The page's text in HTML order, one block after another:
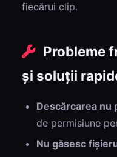
fiecărui clip.
Probleme
și soluții
Descărcarea nu
de permisiune
Nu găsesc